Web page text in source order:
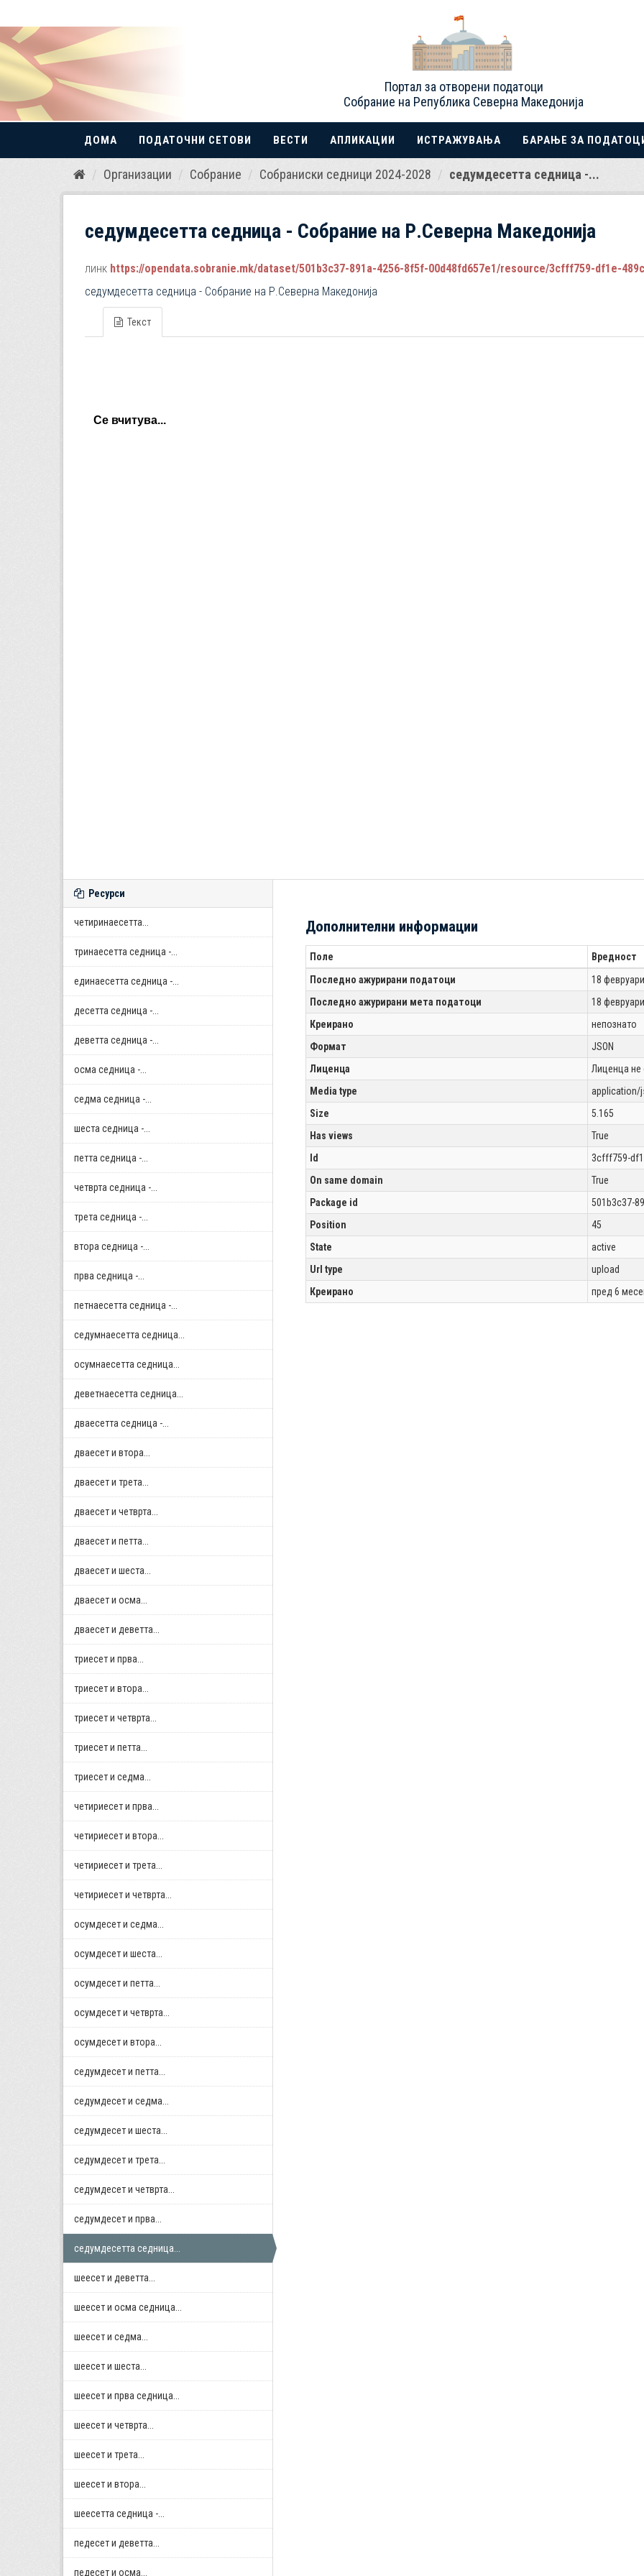
Прескокнете
Портал за отворени податоци
Собрание на Република Северна Македонија
ДОМА ПОДАТОЧНИ СЕТОВИ ВЕСТИ АПЛИКАЦИИ ИСТРАЖУВАЊА БАРАЊЕ ЗА
Организации Собрание Собраниски седници 2024-2028 седумдесетта седница -...
седумдесетта седница - Собрание на Р.Северна Македонија
линк https://opendata.sobranie.mk/dataset/501b3c37-891a-4256-8f5f-00d48fd657e1/resource/3cfff759-df1e-489c-8a83-
седумдесетта седница - Собрание на Р.Северна Македонија
Текст
Ресурси
четиринаесетта...
тринаесетта седница -...
единаесетта седница -...
десетта седница -...
деветта седница -...
осма седница -...
седма седница -...
шеста седница -...
петта седница -...
четврта седница -...
трета седница -...
втора седница -...
прва седница -...
петнаесетта седница -...
седумнаесетта седница...
осумнaесетта седница...
деветнаесетта седница...
дваесетта седница -...
дваесет и втора...
дваесет и трета...
дваесет и четврта...
дваесет и петта...
дваесет и шеста...
дваесет и осма...
дваесет и деветта...
триесет и прва...
триесет и втора...
триесет и четврта...
триесет и петта...
триесет и седма...
четириесет и прва...
четириесет и втора...
четириесет и трета...
четириесет и четврта...
осумдесет и седма...
осумдесет и шеста...
осумдесет и петта...
осумдесет и четврта...
осумдесет и втора...
седумдесет и петта...
седумдесет и седма...
седумдесет и шеста...
седумдесет и трета...
седумдесет и четврта...
седумдесет и прва...
седумдесетта седница...
шеесет и деветта...
шеесет и осма седница...
шеесет и седма...
шеесет и шеста...
шеесет и прва седница...
шеесет и четврта...
шеесет и трета...
шеесет и втора...
шеесетта седница -...
педесет и деветта...
педесет и осма...
Дополнителни информации
Поле
Вредност
Последно ажурирани податоци
18
Последно ажурирани мета податоци
18
Креирано
непознато
Формат
JSON
Лиценца
Лиценца не
Media type
application/
Size
5.165
Has views
True
Id
3cfff759-
On same domain
True
Package id
501b3c37-
Position
45
State
active
Url type
upload
Креирано
пред 6